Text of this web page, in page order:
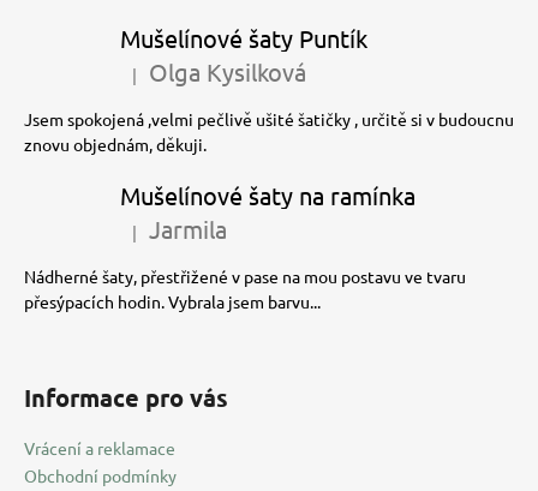
Mušelínové šaty Puntík
Hodnocení produktu je 5 z 5 hvězdiček.
| Olga Kysilková
Jsem spokojená ,velmi pečlivě ušité šatičky , určitě si v budoucnu
znovu objednám, děkuji.
Mušelínové šaty na ramínka
Hodnocení produktu je 5 z 5 hvězdiček.
| Jarmila
Nádherné šaty, přestřižené v pase na mou postavu ve tvaru
přesýpacích hodin. Vybrala jsem barvu...
Informace pro vás
Vrácení a reklamace
Obchodní podmínky